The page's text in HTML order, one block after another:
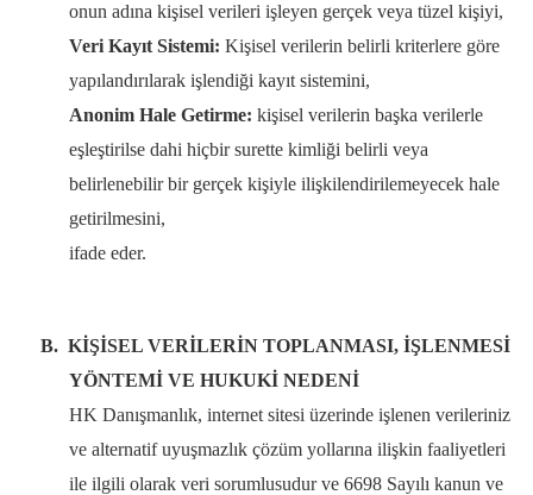
onun adına kişisel verileri işleyen gerçek veya tüzel kişiyi,
Veri Kayıt Sistemi: Kişisel verilerin belirli kriterlere göre
yapılandırılarak işlendiği kayıt sistemini,
Anonim Hale Getirme: kişisel verilerin başka verilerle
eşleştirilse dahi hiçbir surette kimliği belirli veya
belirlenebilir bir gerçek kişiyle ilişkilendirilemeyecek hale
getirilmesini,
ifade eder.
B. KİŞİSEL VERİLERİN TOPLANMASI, İŞLENMESİ
YÖNTEMİ VE HUKUKİ NEDENİ
HK Danışmanlık, internet sitesi üzerinde işlenen verileriniz
ve alternatif uyuşmazlık çözüm yollarına ilişkin faaliyetleri
ile ilgili olarak veri sorumlusudur ve 6698 Sayılı kanun ve